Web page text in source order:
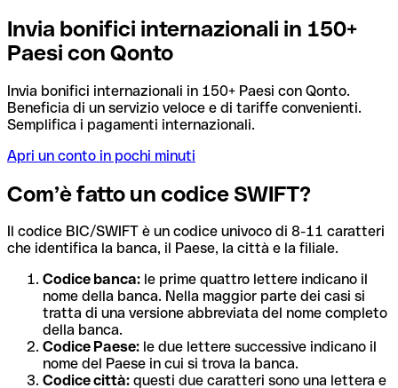
Invia bonifici internazionali in 150+
Paesi con Qonto
Invia bonifici internazionali in 150+ Paesi con Qonto.
Beneficia di un servizio veloce e di tariffe convenienti.
Semplifica i pagamenti internazionali.
Apri un conto in pochi minuti
Com’è fatto un codice SWIFT?
Il codice BIC/SWIFT è un codice univoco di 8-11 caratteri
che identifica la banca, il Paese, la città e la filiale.
Codice banca: le prime quattro lettere indicano il
nome della banca. Nella maggior parte dei casi si
tratta di una versione abbreviata del nome completo
della banca.
Codice Paese: le due lettere successive indicano il
nome del Paese in cui si trova la banca.
Codice città: questi due caratteri sono una lettera e